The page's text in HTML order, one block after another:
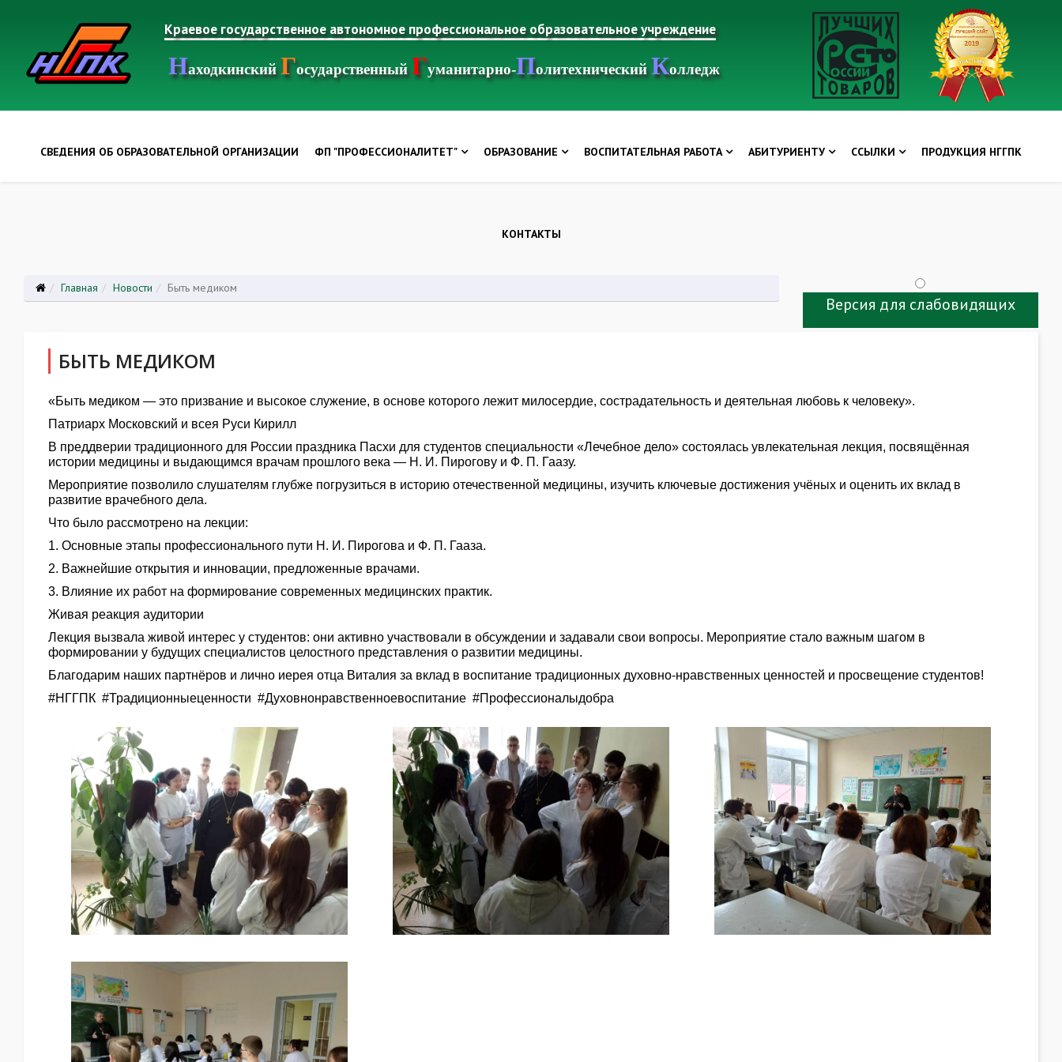
Краевое государственное автономное профессиональное образовательное учреждение
НаходкинскийГосударственныйГуманитарно-ПолитехническийКолледж
СВЕДЕНИЯ ОБ ОБРАЗОВАТЕЛЬНОЙ ОРГАНИЗАЦИИ ФП "ПРОФЕССИОНАЛИТЕТ" ОБРАЗОВАНИЕ ВОСПИТАТЕЛЬНАЯ РАБОТА АБИТУРИЕНТУ ССЫЛКИ ПРОДУКЦИЯ НГГПК
КОНТАКТЫ
Главная Новости Быть медиком
Версия для слабовидящих
БЫТЬ МЕДИКОМ
«Быть медиком — это призвание и высокое служение, в основе которого лежит милосердие, сострадательность и деятельная любовь к человеку».
Патриарх Московский и всея Руси Кирилл
В преддверии традиционного для России праздника Пасхи для студентов специальности «Лечебное дело» состоялась увлекательная лекция, посвящённая
истории медицины и выдающимся врачам прошлого века — Н. И. Пирогову и Ф. П. Гаазу.
Мероприятие позволило слушателям глубже погрузиться в историю отечественной медицины, изучить ключевые достижения учёных и оценить их вклад в
развитие врачебного дела.
Что было рассмотрено на лекции:
1. Основные этапы профессионального пути Н. И. Пирогова и Ф. П. Гааза.
2. Важнейшие открытия и инновации, предложенные врачами.
3. Влияние их работ на формирование современных медицинских практик.
Живая реакция аудитории
Лекция вызвала живой интерес у студентов: они активно участвовали в обсуждении и задавали свои вопросы. Мероприятие стало важным шагом в
формировании у будущих специалистов целостного представления о развитии медицины.
Благодарим наших партнёров и лично иерея отца Виталия за вклад в воспитание традиционных духовно-нравственных ценностей и просвещение студентов!
#НГГПК #Традиционныеценности #Духовнонравственноевоспитание #Профессионалыдобра